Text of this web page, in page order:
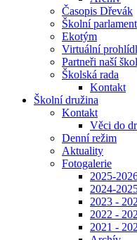
Časopis Dřevák
Školní parlament
Ekotým
Virtuální
Partneři naší
Školská rada
Kontakt
Školní družina
Kontakt
Věci do
Denní režim
Aktuality
Fotogalerie
2025-
2024-
2023 -
2022 -
2021 -